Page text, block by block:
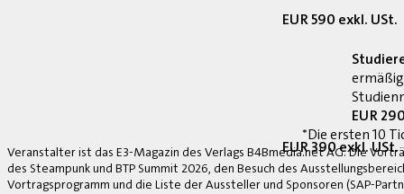
EUR 590 exkl. USt.
EUR 390 exkl. USt.
EUR
*Die ersten 10
Veranstalter ist das E3-Magazin des Verlags B4Bmedia.net AG. Die
des Steampunk und BTP Summit 2026, den Besuch des
Vortragsprogramm und die Liste der Aussteller und Sponsoren (SAP-